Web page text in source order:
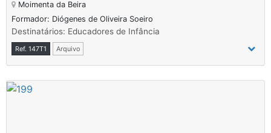
Moimenta da Beira
Formador: Diógenes de Oliveira Soeiro
Destinatários: Educadores de Infância
Ref. 147T1 Arquivo